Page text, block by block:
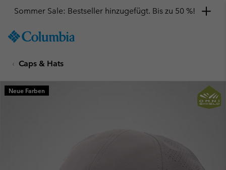
TO
SKIP
MAIN
NAV
Sommer Sale: Bestseller hinzugefügt. Bis zu 50 %!
Caps & Hats
Neue Farben